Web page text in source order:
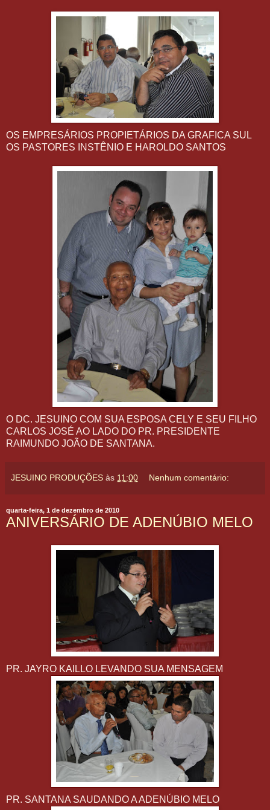
OS EMPRESÁRIOS PROPIETÁRIOS DA GRAFICA SUL
OS PASTORES INSTÊNIO E HAROLDO SANTOS
O DC. JESUINO COM SUA ESPOSA CELY E SEU FILHO
CARLOS JOSÉ AO LADO DO PR. PRESIDENTE
RAIMUNDO JOÃO DE SANTANA.
JESUINO PRODUÇÕES às 11:00 Nenhum comentário:
quarta-feira, 1 de dezembro de 2010
ANIVERSÁRIO DE ADENÚBIO MELO
PR. JAYRO KAILLO LEVANDO SUA MENSAGEM
PR. SANTANA SAUDANDO A ADENÚBIO MELO